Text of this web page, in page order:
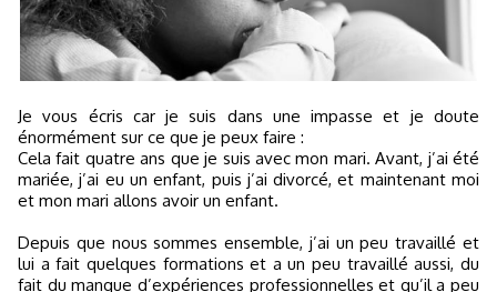
Je vous écris car je suis dans une impasse et je doute
énormément sur ce que je peux faire :
Cela fait quatre ans que je suis avec mon mari. Avant, j’ai été
mariée, j’ai eu un enfant, puis j’ai divorcé, et maintenant moi
et mon mari allons avoir un enfant.
Depuis que nous sommes ensemble, j’ai un peu travaillé et
lui a fait quelques formations et a un peu travaillé aussi, du
fait du manque d’expériences professionnelles et qu’il a peu